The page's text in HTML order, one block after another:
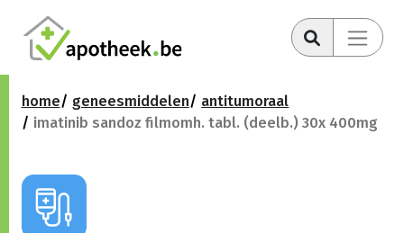
home geneesmiddelen
antitumoraal
imatinib sandoz filmomh. tabl. (deelb.) 30x 400mg